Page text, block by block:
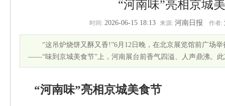
“河南味”亮相京城
时间: 2026-06-15 18:13 来源: 河南日报 作者:
“这吊炉烧饼又酥又香!”6月12日晚，在北京展览馆前广场
——“味到京城美食节”上，河南展台前香气四溢、人声鼎沸。
“河南味”亮相京城美食节